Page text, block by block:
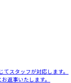
てスタッフが対応します。
返事いたします。